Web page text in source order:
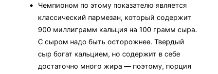
Чемпионом по этому показателю является
классический пармезан, который содержит
900 миллиграмм кальция на 100 грамм сыра.
С сыром надо быть осторожнее. Твердый
сыр богат кальцием, но содержит в себе
достаточно много жира — поэтому, порция